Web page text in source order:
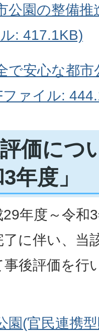
公園の整備推
: 417.1KB)
で安心な都
ァイル:
価につ
年度」
年度～令和
に伴い、当
後評価を行
園(官民連携